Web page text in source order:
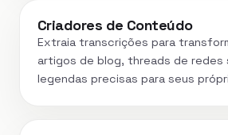
Criadores de Conteúdo
Extraia transcrições para
artigos de blog, threads de redes
legendas precisas para seus